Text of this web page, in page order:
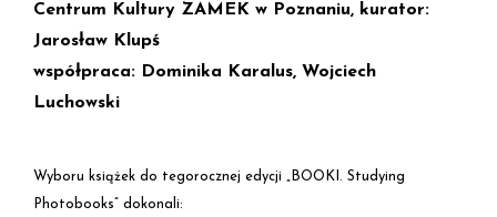
Centrum Kultury ZAMEK w Poznaniu, kurator:
Jarosław Klupś
współpraca: Dominika Karalus, Wojciech
Luchowski
Wyboru książek do tegorocznej edycji „BOOKI. Studying
Photobooks” dokonali: